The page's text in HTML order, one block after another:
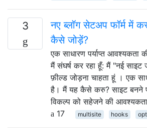
3
नए ब्लॉग सेटअप फॉर्म में
कैसे जोड़ें?
एक साधारण पर्याप्त आवश्यकता
मैं संघर्ष कर रहा हूँ: मैं "नई
फ़ील्ड जोड़ना चाहता हूं । एक
है। मैं यह कैसे करु? साइट बनने
विकल्प को सहेजने की
17
multisite hooks